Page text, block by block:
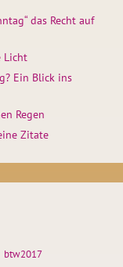
das Recht auf
Licht
Ein Blick ins
Regen
Zitate
btw2017